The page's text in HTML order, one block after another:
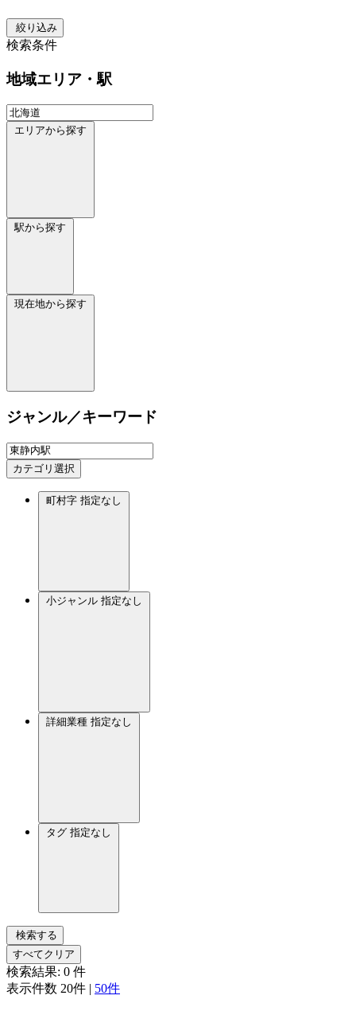
絞り込み
検索条件
地域エリア・駅
エリアから探す
駅から探す
現在地から探す
ジャンル／キーワード
カテゴリ選択
町村字 指定なし
小ジャンル 指定なし
詳細業種 指定なし
タグ 指定なし
検索する
すべてクリア
検索結果: 0 件
表示件数 20件 | 50件